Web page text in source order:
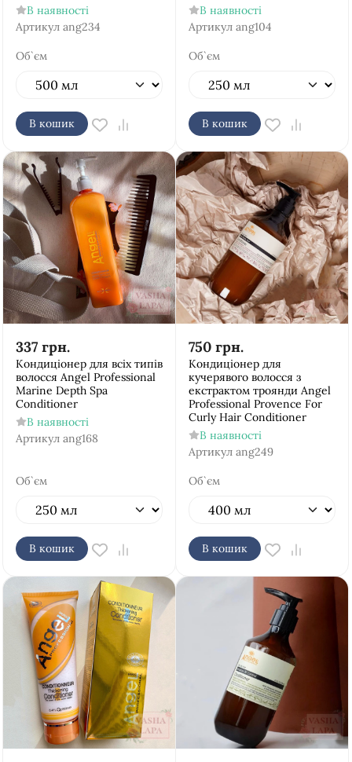
В наявності
Артикул ang234
Об`єм
В кошик
В наявності
Артикул ang104
Об`єм
В кошик
337 грн.
Кондиціонер для всіх типів
волосся Аngel Рrofessional
Marine Depth Spa
Conditioner
В наявності
Артикул ang168
Об`єм
В кошик
750 грн.
Кондиціонер для
кучерявого волосся з
екстрактом троянди Аngel
Рrofessional Provence For
Curly Hair Conditioner
В наявності
Артикул ang249
Об`єм
В кошик